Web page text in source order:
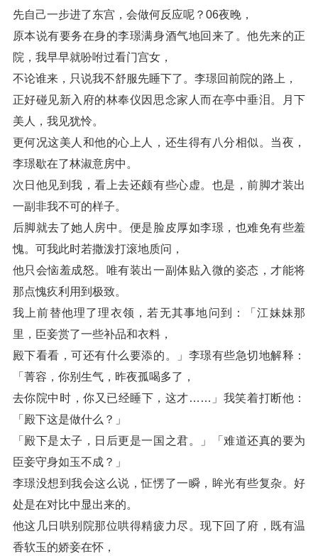
先自己一步进了东宫，会做何反应呢？06夜晚，
原本说有要务在身的李璟满身酒气地回来了。他先来的正
院，我早早就吩咐过看门宫女，
不论谁来，只说我不舒服先睡下了。李璟回前院的路上，
正好碰见新入府的林奉仪因思念家人而在亭中垂泪。月下
美人，我见犹怜。
更何况这美人和他的心上人，还生得有八分相似。当夜，
李璟歇在了林淑意房中。
次日他见到我，看上去还颇有些心虚。也是，前脚才装出
一副非我不可的样子。
后脚就去了她人房中。便是脸皮厚如李璟，也难免有些羞
愧。可我此时若撒泼打滚地质问，
他只会恼羞成怒。唯有装出一副体贴入微的姿态，才能将
那点愧疚利用到极致。
我上前替他理了理衣领，若无其事地问到：「江妹妹那
里，臣妾赏了一些补品和衣料，
殿下看看，可还有什么要添的。」李璟有些急切地解释：
「菁容，你别生气，昨夜孤喝多了，
去你院中时，你又已经睡下，这才……」我笑着打断他：
「殿下这是做什么？」
「殿下是太子，日后更是一国之君。」「难道还真的要为
臣妾守身如玉不成？」
李璟没想到我会这么说，怔愣了一瞬，眸光有些复杂。好
处是在对比中显出来的。
他这几日哄别院那位哄得精疲力尽。现下回了府，既有温
香软玉的娇妾在怀，